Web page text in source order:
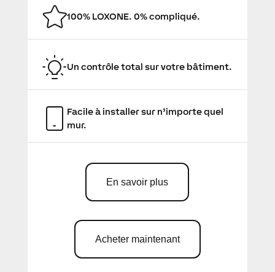
100% LOXONE. 0% compliqué.
Un contrôle total sur votre bâtiment.
Facile à installer sur n’importe quel
mur.
En savoir plus
Acheter maintenant